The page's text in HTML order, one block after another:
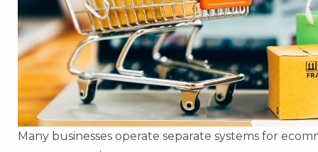
Many businesses operate separate systems for